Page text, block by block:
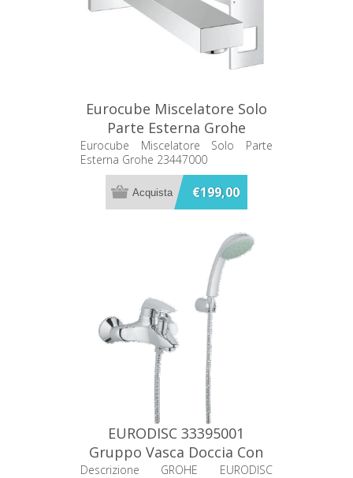
Eurocube Miscelatore Solo
Parte Esterna Grohe
23447000
Eurocube Miscelatore Solo Parte
Esterna Grohe 23447000
€199,00
EURODISC 33395001
Gruppo Vasca Doccia Con
Kit Doccia
Descrizione GROHE EURODISC